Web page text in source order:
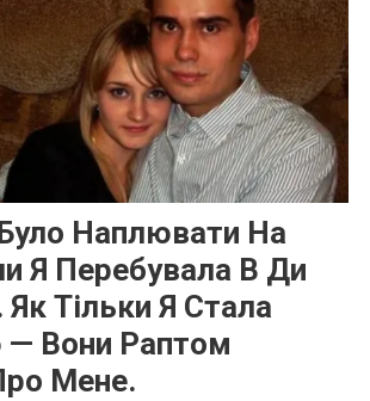
Наплювати На
Я Перебувала В Ди
Тільки Я Стала
— Вони Раптом
Мене.